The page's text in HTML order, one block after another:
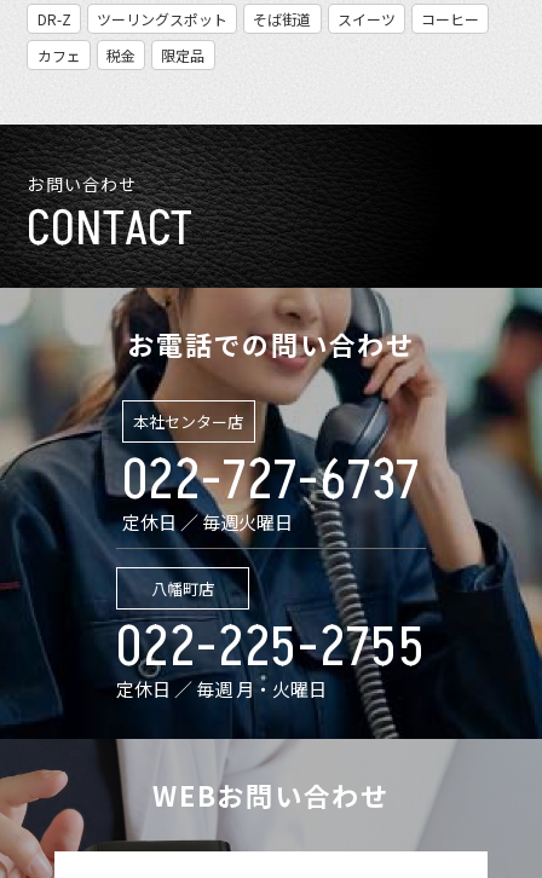
DR-Z
ツーリングスポット そば街道 スイーツ
コーヒー
カフェ
税金 限定品
お問い合わせ
CONTACT
お電話での問い合わせ
本社センター店
022-727-6737
定休日 ／ 毎週火曜日
八幡町店
022-225-2755
定休日 ／ 毎週 月・火曜日
WEBお問い合わせ